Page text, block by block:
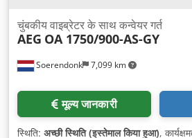
Soerendonk 7,099 km
चुंबकीय वाइब्रेटर के साथ कन्वेयर गर्त
AEG OA 1750/900-AS-GY
मूल्य जानकारी
स्थिति: अच्छी स्थिति (इस्तेमाल किया हुआ),